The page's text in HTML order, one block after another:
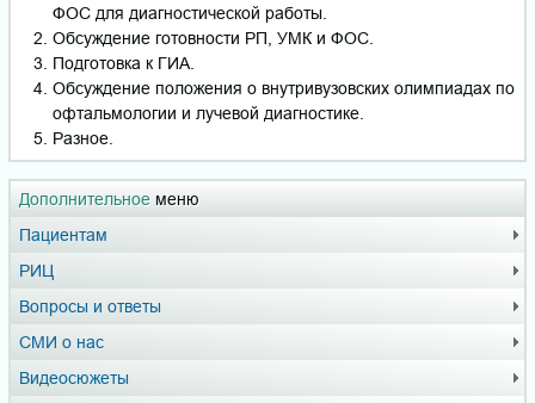
Дополнительное меню
Пациентам
РИЦ
Вопросы и ответы
СМИ о нас
Видеосюжеты
ФОС для диагностической работы.
Обсуждение готовности РП, УМК и ФОС.
Подготовка к ГИА.
Обсуждение положения о внутривузовских олимпиадах по
офтальмологии и лучевой диагностике.
Разное.